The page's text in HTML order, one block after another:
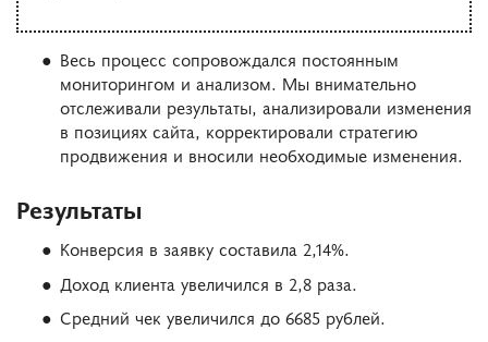
Весь процесс сопровождался постоянным
мониторингом и анализом. Мы внимательно
отслеживали результаты, анализировали изменения
в позициях сайта, корректировали стратегию
продвижения и вносили необходимые изменения.
Результаты
Конверсия в заявку составила 2,14%.
Доход клиента увеличился в 2,8 раза.
Средний чек увеличился до 6685 рублей.